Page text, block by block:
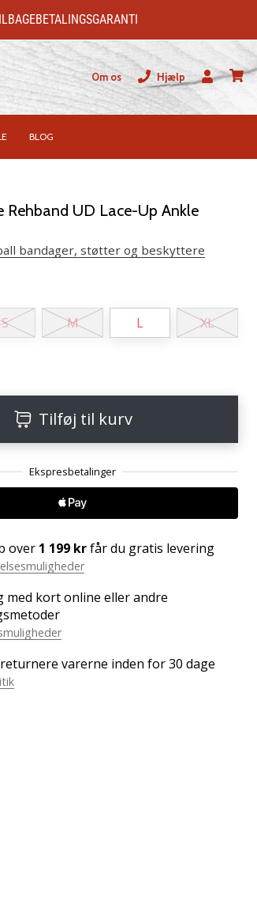
Om os
Hjælp
Bruger
BLOG
Rehband UD Lace-Up Ankle
bandager, støtter og beskyttere
S M L XL
Tilføj til kurv
over 1 199 krfår du gratis levering
med kort online eller andre
varerne inden for 30 dage